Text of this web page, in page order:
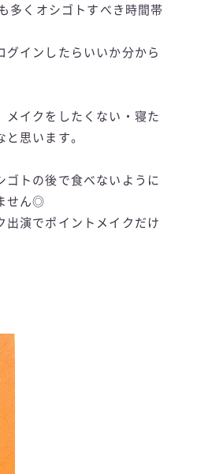
多くオシゴトすべき時間帯
グインしたらいいか分から
メイクをしたくない・寝た
思います。
ゴトの後で食べないように
せん◎
出演でポイントメイクだけ